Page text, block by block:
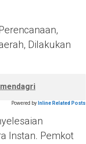
Dilakukan
Powered by Inline Related Posts
Instan. Pemkot